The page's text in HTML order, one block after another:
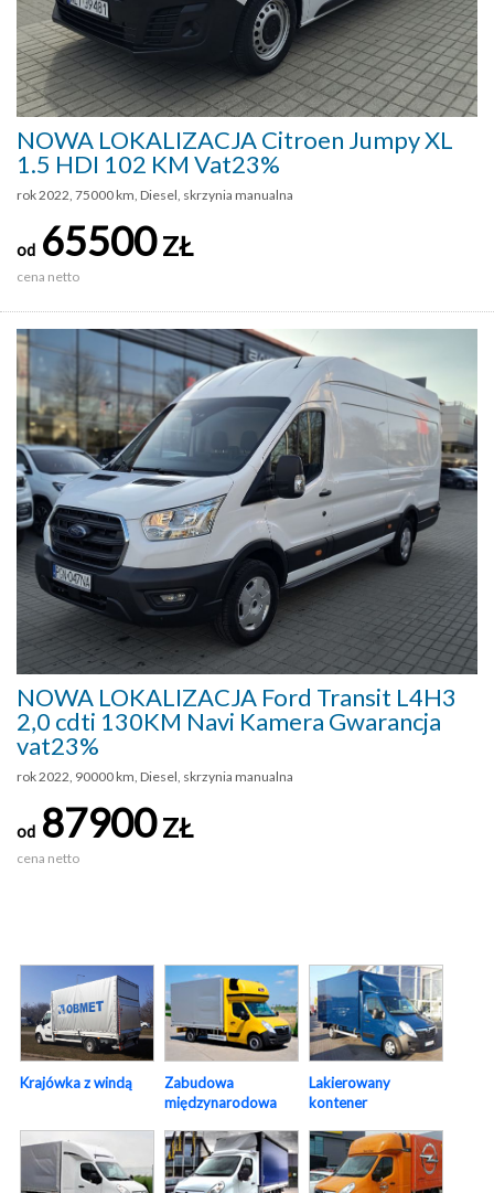
NOWA LOKALIZACJA Citroen Jumpy XL
1.5 HDI 102 KM Vat23%
rok 2022, 75000 km, Diesel, skrzynia manualna
od 65500ZŁ
cena netto
NOWA LOKALIZACJA Ford Transit L4H3
2,0 cdti 130KM Navi Kamera Gwarancja
vat23%
rok 2022, 90000 km, Diesel, skrzynia manualna
od 87900ZŁ
cena netto
Krajówka z windą
Zabudowa
międzynarodowa
Lakierowany
kontener